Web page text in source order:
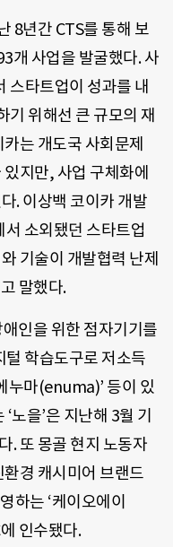
8년간 CTS를 통해 보
개 사업을 발굴했다. 사
스타트업이 성과를 내
기 위해선 큰 규모의 재
는 개도국 사회문제
지만, 사업 구체화에
. 이상백 코이카 개발
소외됐던 스타트업
기술이 개발협력 난제
말했다.
인을 위한 점자기기를
털 학습도구로 저소득
누마(enuma)’ 등이 있
노을’은 지난해 3월 기
. 또 몽골 현지 노동자
경 캐시미어 브랜드
하는 ‘케이오에이
인수됐다.